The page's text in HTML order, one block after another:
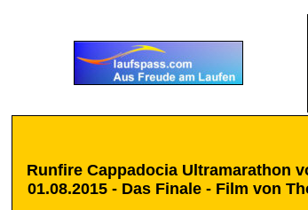
Runfire Cappadocia Ultramarathon
01.08.2015 - Das Finale - Film von